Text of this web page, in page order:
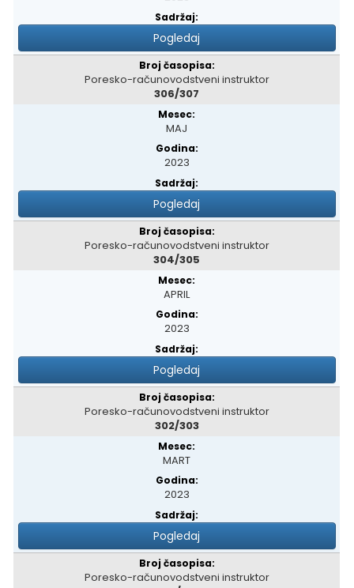
Pogledaj
Poresko-računovodstveni instruktor
306/307
MAJ
2023
Pogledaj
Poresko-računovodstveni instruktor
304/305
APRIL
2023
Pogledaj
Poresko-računovodstveni instruktor
302/303
MART
2023
Pogledaj
Poresko-računovodstveni instruktor